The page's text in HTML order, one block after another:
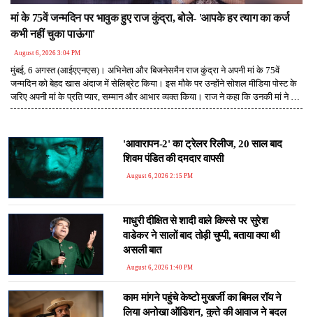
मां के 75वें जन्मदिन पर भावुक हुए राज कुंद्रा, बोले- 'आपके हर त्याग का कर्ज
कभी नहीं चुका पाऊंगा'
August 6, 2026 3:04 PM
मुंबई, 6 अगस्त (आईएएनएस)। अभिनेता और बिजनेसमैन राज कुंद्रा ने अपनी मां के 75वें
जन्मदिन को बेहद खास अंदाज में सेलिब्रेट किया। इस मौके पर उन्होंने सोशल मीडिया पोस्ट के
जरिए अपनी मां के प्रति प्यार, सम्मान और आभार व्यक्त किया। राज ने कहा कि उनकी मां ने पूरी
जिंदगी उनके लिए जो त्याग, संघर्ष और निस्वार्थ प्रेम किया है, उसका कर्ज वह कभी नहीं चुका
शुभकामनाएं देते हुए उन्हें अपनी 'सबसे अच्छी दोस्त' और 'सबसे बड़ी चीयरलीडर' बताया।
'आवारापन-2' का ट्रेलर रिलीज, 20 साल बाद
शिवम पंडित की दमदार वापसी
August 6, 2026 2:15 PM
माधुरी दीक्षित से शादी वाले किस्से पर सुरेश
वाडेकर ने सालों बाद तोड़ी चुप्पी, बताया क्या थी
असली बात
August 6, 2026 1:40 PM
काम मांगने पहुंचे केष्टो मुखर्जी का बिमल रॉय ने
लिया अनोखा ऑडिशन, कुत्ते की आवाज ने बदल